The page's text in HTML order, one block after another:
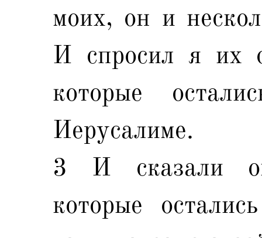
моих, он и
И спросил я их
которые
Иерусалиме.
3 И сказали
которые